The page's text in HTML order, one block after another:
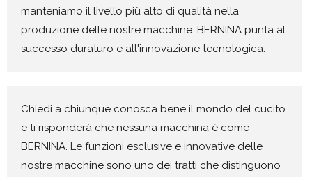
manteniamo il livello più alto di qualità nella
produzione delle nostre macchine. BERNINA punta al
successo duraturo e all'innovazione tecnologica.
Chiedi a chiunque conosca bene il mondo del cucito
e ti risponderà che nessuna macchina è come
BERNINA. Le funzioni esclusive e innovative delle
nostre macchine sono uno dei tratti che distinguono